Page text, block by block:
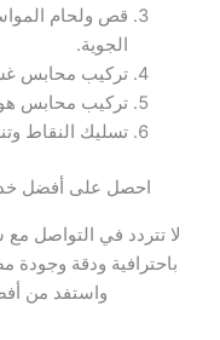
قص ولحام
الجوية.
تركيب محابس
تركيب محابس
تسليك النقاط
احصل على أفضل
لا تتردد في التواصل
واستفد من